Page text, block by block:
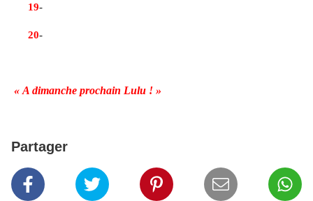
19-
20-
« A dimanche prochain Lulu ! »
Partager